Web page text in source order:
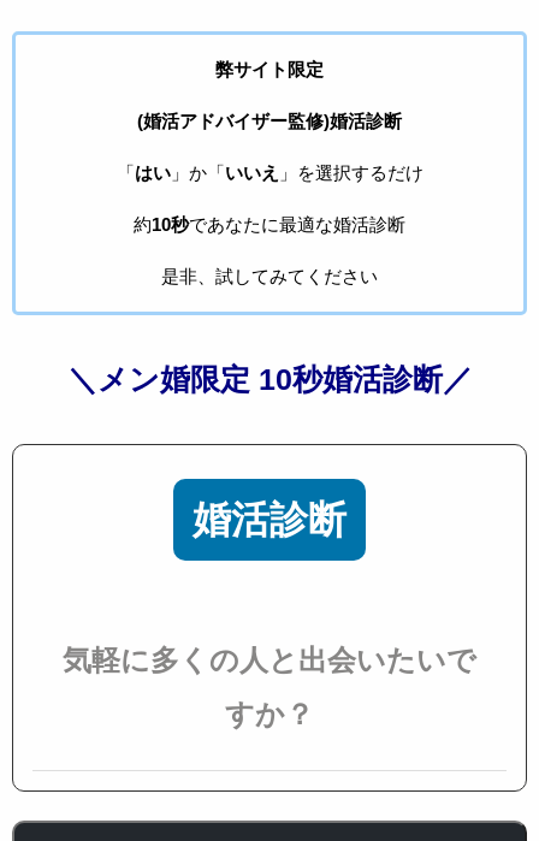
弊サイト限定
(婚活アドバイザー監修)婚活診断
「はい」か「いいえ 」を選択するだけ
約10秒であなたに最適な婚活診断
是非、試してみてください
＼メン婚限定 10秒婚活診断／
婚活診断
気軽に多くの人と出会いたいで
すか？